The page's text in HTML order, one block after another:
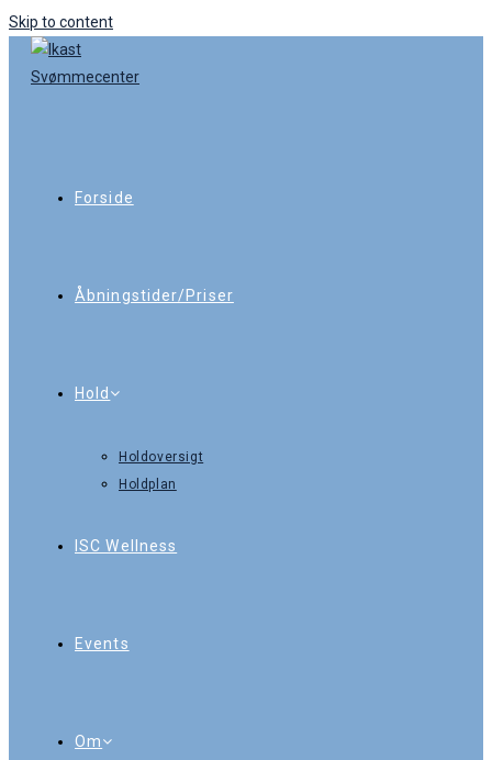
Skip to content
Forside
Åbningstider/Priser
Hold
Holdoversigt
Holdplan
ISC Wellness
Events
Om